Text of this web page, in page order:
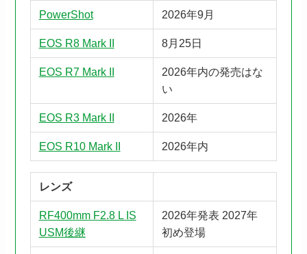
PowerShot 2026年9月
EOS R8 Mark II 8月25日
EOS R7 Mark II
2026年内の発売はな
い
EOS R3 Mark II 2026年
EOS R10 Mark II 2026年内
レンズ
RF400mm F2.8 L IS
USM後継
2026年発表 2027年
初め登場